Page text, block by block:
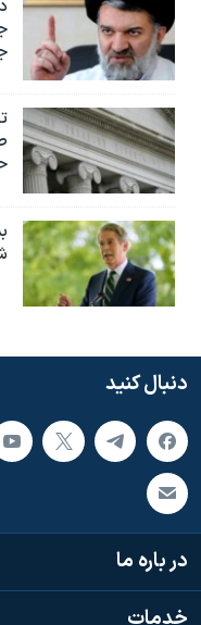
دنبال کنید
در باره ما